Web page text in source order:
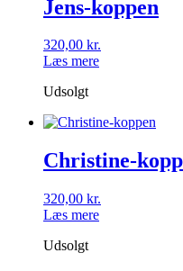
Jens-koppen
320,00 kr.
Læs mere
Udsolgt
Christine-
320,00 kr.
Læs mere
Udsolgt